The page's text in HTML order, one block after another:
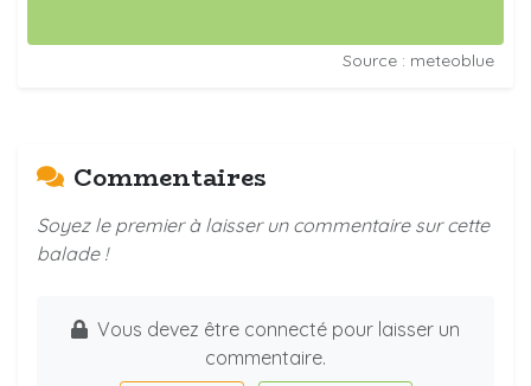
Source : meteoblue
Commentaires
Soyez le premier à laisser un commentaire sur cette
balade !
Vous devez être connecté pour laisser un
commentaire.